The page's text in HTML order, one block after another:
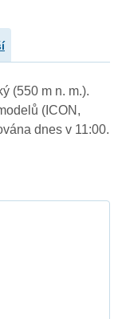
(550 m n. m.).
(ICON,
dnes v 11:00.